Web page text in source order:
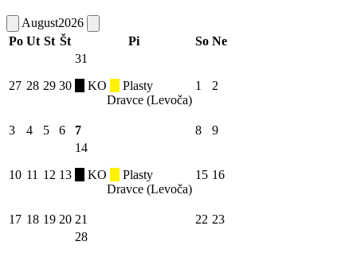
August2026
Po Ut St Št Pi So Ne
27 28 29 30
31
KO
Plasty
Dravce (Levoča)
1 2
3 4 5 6 7 8 9
10 11 12 13
14
KO
Plasty
Dravce (Levoča)
15 16
17 18 19 20 21 22 23
28